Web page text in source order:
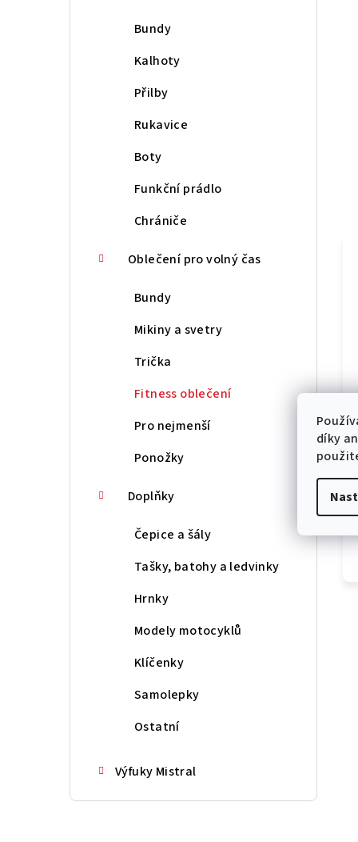
díky
Bundy
Kalhoty
Přilby
Rukavice
Boty
Funkční prádlo
Chrániče
Oblečení pro volný čas
Bundy
Mikiny a svetry
Trička
Fitness oblečení
Pro nejmenší
Ponožky
Doplňky
Čepice a šály
Tašky, batohy a ledvinky
Hrnky
Modely motocyklů
Klíčenky
Samolepky
Ostatní
Výfuky Mistral